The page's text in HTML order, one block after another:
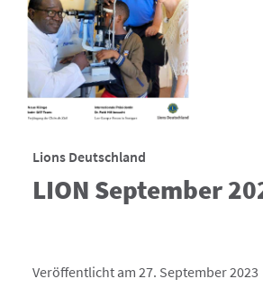
Lions Deutschland
LION September
Veröffentlicht am 27. September 2023